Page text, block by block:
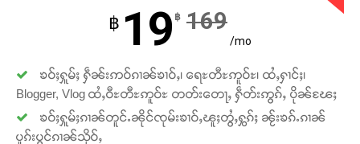
Support SHAN
တႃႇႁႂ်ႈသဵင်ၵၢင်ၸႂ်ၵူၼ်းမိူင်း ၵူႈတီႈၵူႈလႅၼ်ပေႃးတေၸွ
တ်ႇ တူဝ်ႈလုမ်ႈၾႃႉၼၼ်ႉ ၶဝ်ႈႁူမ်ႈၵမ်ႉထႅမ် ၸုမ်းၶၢ
ဝ်ႇၽူႈတွႆႇႁွၵ်ႈ လႆႈယူႇၶႃႈဢေႃႈ။
฿ 19 ฿ 169
/mo
ၶဝ်ႈႁူမ်ႈ ႁဵၼ်းဢဝ်ၵၢၼ်ၶၢဝ်ႇ၊ ရေႊတီႊဢူဝ်ႊ၊ ထႆႇႁၢင်ႈ၊
Blogger, Vlog ထႆႇဝီႊတီႊဢူဝ်ႊ တတ်းတေႃႇ ႁဵတ်းဢွၵ်ႇ ပိုၼ်ၽႄႈ
ၶဝ်ႈႁူမ်ႈၵၢၼ်တူင်ႉၼိုင်ၸုမ်းၶၢဝ်ႇၽူႈတွႆႇႁွၵ်ႈ ၼႂ်းၶၵ်ႉၵၢၼ်
ပူၵ်းပွင်ၵၢၼ်သိုဝ်ႇ